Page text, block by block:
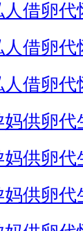
人借卵代
人借卵代
人借卵代
妈供卵代
妈供卵代
妈供卵代